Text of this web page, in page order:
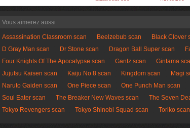
Vous aimerez aussi
Assassination Classroom scan Beelzebub scan Black Clover
D Gray Man scan
Dr Stone scan Dragon Ball Super scan
Four Knights Of The Apocalypse scan
Gantz scan Gintama
Jujutsu Kaisen scan
Kaiju No 8 scan Kingdom scan Magi
Naruto Gaiden scan
One Piece scan One Punch Man scan
Soul Eater scan
The Breaker New Waves scan The Seven
Tokyo Revengers scan
Tokyo Shinobi Squad scan Toriko scan